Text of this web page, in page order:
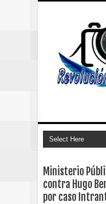
Ministerio
contra Hugo
por caso